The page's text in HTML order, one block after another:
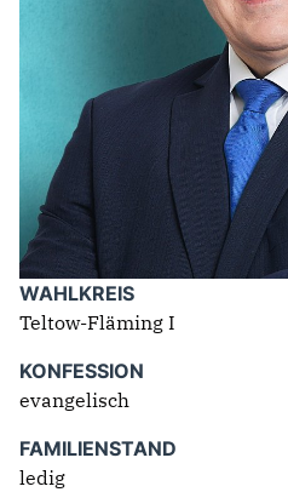
VEREINIGUNGEN UND
IM
IN DER
IM
WAHLKREIS
Teltow-Fläming I
KONFESSION
evangelisch
FAMILIENSTAND
ledig